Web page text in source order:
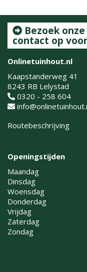
Bezoek
contact op
Onlinetuinhout.nl
Kaapstanderweg 41
8243 RB Lelystad
0320 - 258 604
Routebeschrijving
Openingstijden
Maandag
Dinsdag
Woensdag
Donderdag
Vrijdag
Zaterdag
Zondag